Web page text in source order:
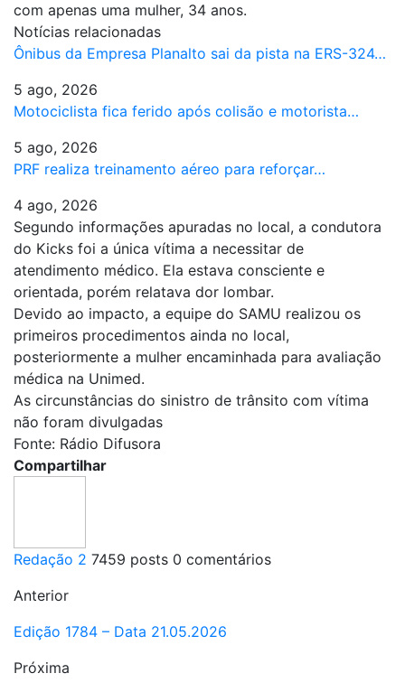
com apenas uma mulher, 34 anos.
Notícias relacionadas
Ônibus da Empresa Planalto sai da pista na ERS-324…
5 ago, 2026
Motociclista fica ferido após colisão e motorista…
5 ago, 2026
PRF realiza treinamento aéreo para reforçar…
4 ago, 2026
Segundo informações apuradas no local, a condutora
do Kicks foi a única vítima a necessitar de
atendimento médico. Ela estava consciente e
orientada, porém relatava dor lombar.
Devido ao impacto, a equipe do SAMU realizou os
primeiros procedimentos ainda no local,
posteriormente a mulher encaminhada para avaliação
médica na Unimed.
As circunstâncias do sinistro de trânsito com vítima
não foram divulgadas
Fonte: Rádio Difusora
Compartilhar
Redação 2 7459 posts 0 comentários
Anterior
Edição 1784 – Data 21.05.2026
Próxima